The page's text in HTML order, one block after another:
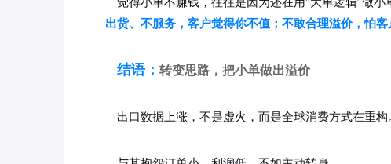
出货、不服务，客户觉得你不值；不敢合理溢价，怕客
结语： 转变思路，把小单做出溢价
出口数据上涨，不是虚火，而是全球消费方式在重构